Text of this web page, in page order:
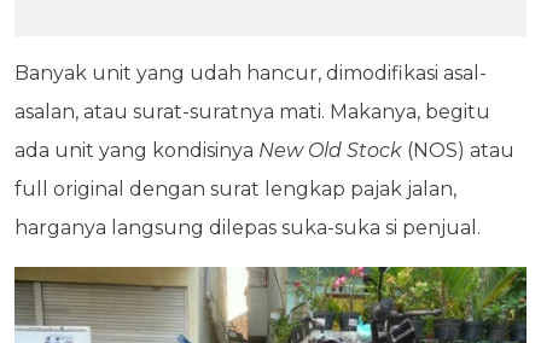
Banyak unit yang udah hancur, dimodifikasi asal-
asalan, atau surat-suratnya mati. Makanya, begitu
ada unit yang kondisinya New Old Stock (NOS) atau
full original dengan surat lengkap pajak jalan,
harganya langsung dilepas suka-suka si penjual.